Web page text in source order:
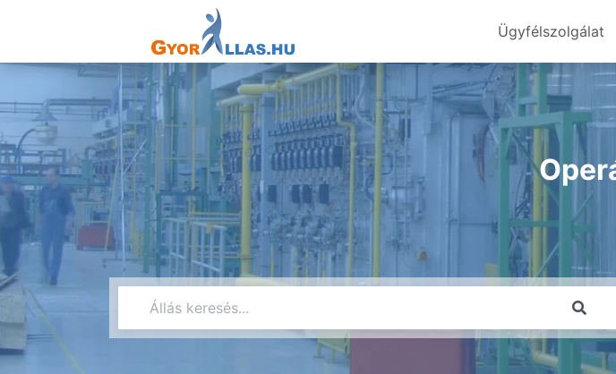
Ügyfélszolgálat